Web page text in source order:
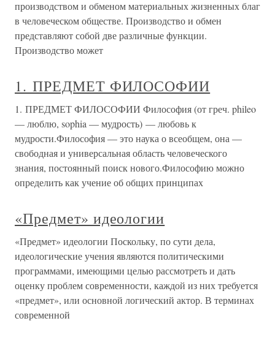
производством и обменом материальных жизненных благ
в человеческом обществе. Производство и обмен
представляют собой две различные функции.
Производство может
1. ПРЕДМЕТ ФИЛОСОФИИ
1. ПРЕДМЕТ ФИЛОСОФИИ Философия (от греч. phileo
— люблю, sophia — мудрость) — любовь к
мудрости.Философия — это наука о всеобщем, она —
свободная и универсальная область человеческого
знания, постоянный поиск нового.Философию можно
определить как учение об общих принципах
«Предмет» идеологии
«Предмет» идеологии Поскольку, по сути дела,
идеологические учения являются политическими
программами, имеющими целью рассмотреть и дать
оценку проблем современности, каждой из них требуется
«предмет», или основной логический актор. В терминах
современной